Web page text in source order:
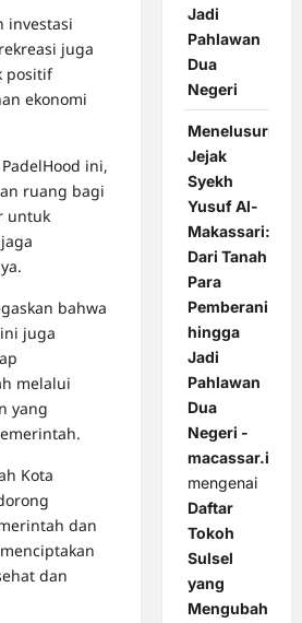
investasi
juga
positif
ekonomi
ini,
ruang bagi
untuk
bahwa
juga
melalui
yang
Kota
dan
dan
Jadi
Pahlawan
Dua
Negeri
Menelusuri
Jejak
Syekh
Yusuf Al-
Makassari:
Dari Tanah
Para
Pemberani
hingga
Jadi
Pahlawan
Dua
Negeri -
macassar.id
mengenai
Daftar
Tokoh
Sulsel
yang
Mengubah